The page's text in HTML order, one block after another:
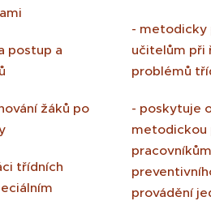
postup a
žáků po
třídních
- metodicky
učitelům při
problémů
- poskytuje
metodickou
provádění